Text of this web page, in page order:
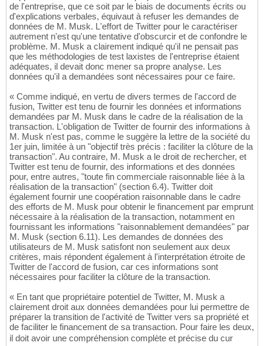
de l'entreprise, que ce soit par le biais de documents écrits ou
d'explications verbales, équivaut à refuser les demandes de
données de M. Musk. L'effort de Twitter pour le caractériser
autrement n'est qu'une tentative d'obscurcir et de confondre le
problème. M. Musk a clairement indiqué qu'il ne pensait pas
que les méthodologies de test laxistes de l'entreprise étaient
adéquates, il devait donc mener sa propre analyse. Les
données qu'il a demandées sont nécessaires pour ce faire.
« Comme indiqué, en vertu de divers termes de l'accord de
fusion, Twitter est tenu de fournir les données et informations
demandées par M. Musk dans le cadre de la réalisation de la
transaction. L'obligation de Twitter de fournir des informations à
M. Musk n'est pas, comme le suggère la lettre de la société du
1er juin, limitée à un "objectif très précis : faciliter la clôture de la
transaction". Au contraire, M. Musk a le droit de rechercher, et
Twitter est tenu de fournir, des informations et des données
pour, entre autres, "toute fin commerciale raisonnable liée à la
réalisation de la transaction" (section 6.4). Twitter doit
également fournir une coopération raisonnable dans le cadre
des efforts de M. Musk pour obtenir le financement par emprunt
nécessaire à la réalisation de la transaction, notamment en
fournissant les informations "raisonnablement demandées" par
M. Musk (section 6.11). Les demandes de données des
utilisateurs de M. Musk satisfont non seulement aux deux
critères, mais répondent également à l'interprétation étroite de
Twitter de l'accord de fusion, car ces informations sont
nécessaires pour faciliter la clôture de la transaction.
« En tant que propriétaire potentiel de Twitter, M. Musk a
clairement droit aux données demandées pour lui permettre de
préparer la transition de l'activité de Twitter vers sa propriété et
de faciliter le financement de sa transaction. Pour faire les deux,
il doit avoir une compréhension complète et précise du cur